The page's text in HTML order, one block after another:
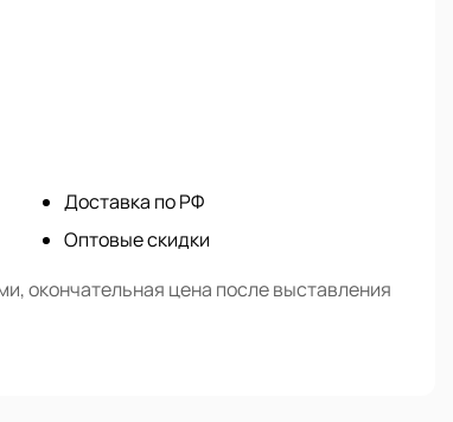
Доставка по РФ
Оптовые скидки
окончательная цена после выставления